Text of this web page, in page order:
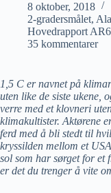
8 oktober, 2018
2-gradersmålet,
Hovedrapport AR6
35 kommentarer
1,5 C er navnet på
uten like de siste ukene,
verre med et klovneri
klimakultister. Aktørene
ferd med å bli stedt til
kryssilden mellom et
sol som har sørget for
er det du trenger å vite